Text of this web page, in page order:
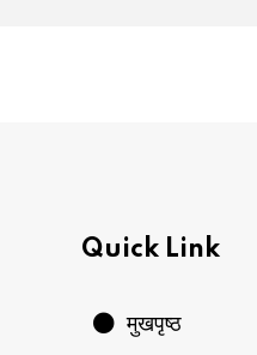
Quick Link
मुखपृष्ठ